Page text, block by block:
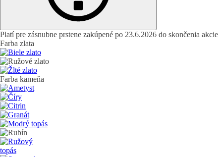
Platí pre zásnubne prstene zakúpené po 23.6.2026 do skončenia akcie
Farba zlata
Farba kameňa